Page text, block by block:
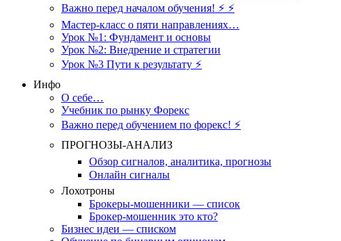
Важно перед началом обучения! ⚡ ⚡
Мастер-класс о пяти направлениях…
Урок №1: Фундамент и основы
Урок №2: Внедрение и стратегии
Урок №3 Пути к результату ⚡️
Инфо
О себе…
Учебник по рынку Форекс
Важно перед обучением по форекс! ⚡
ПРОГНОЗЫ-АНАЛИЗ
Обзор сигналов, аналитика, прогнозы
Онлайн сигналы
Лохотроны
Брокеры-мошенники — список
Брокер-мошенник это кто?
Бизнес идеи — списком